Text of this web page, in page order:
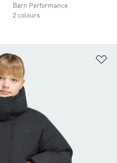
Børn Performance
2 colours